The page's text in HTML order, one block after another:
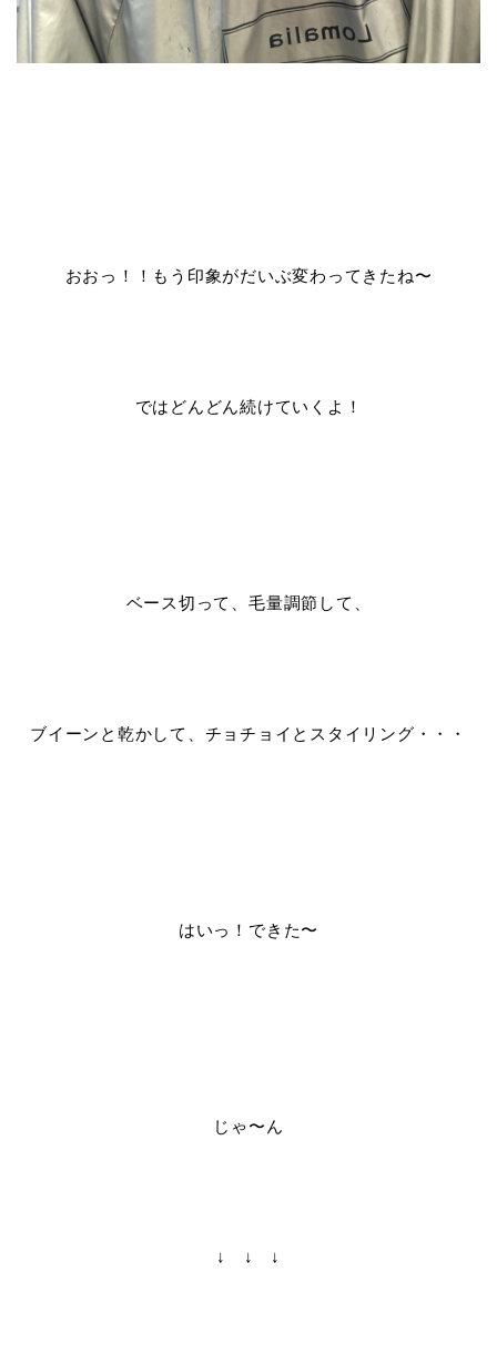
おおっ！！もう印象がだいぶ変わってきたね〜
ではどんどん続けていくよ！
ベース切って、毛量調節して、
ブイーンと乾かして、チョチョイとスタイリング・・・
はいっ！できた〜
じゃ〜ん
↓ ↓ ↓